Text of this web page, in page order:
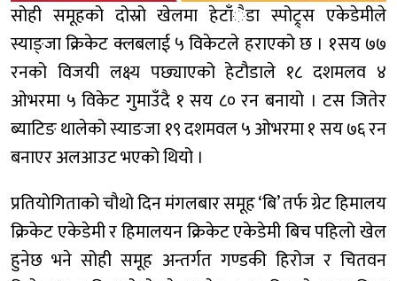
सोही समूहको दोस्रो खेलमा हेटाँैडा स्पोट्र्स एकेडेमीले
स्याङ्जा क्रिकेट क्लबलाई ५ विकेटले हराएको छ । १सय ७७
रनको विजयी लक्ष्य पछ्याएको हेटौडाले १८ दशमलव ४
ओभरमा ५ विकेट गुमाउँदै १ सय ८० रन बनायो । टस जितेर
ब्याटिङ थालेको स्याङजा १९ दशमवल ५ ओभरमा १ सय ७६ रन
बनाएर अलआउट भएको थियो ।
प्रतियोगिताको चौथो दिन मंगलबार समूह ‘बि’ तर्फ ग्रेट हिमालय
क्रिकेट एकेडेमी र हिमालयन क्रिकेट एकेडेमी बिच पहिलो खेल
हुनेछ भने सोही समूह अन्तर्गत गण्डकी हिरोज र चितवन